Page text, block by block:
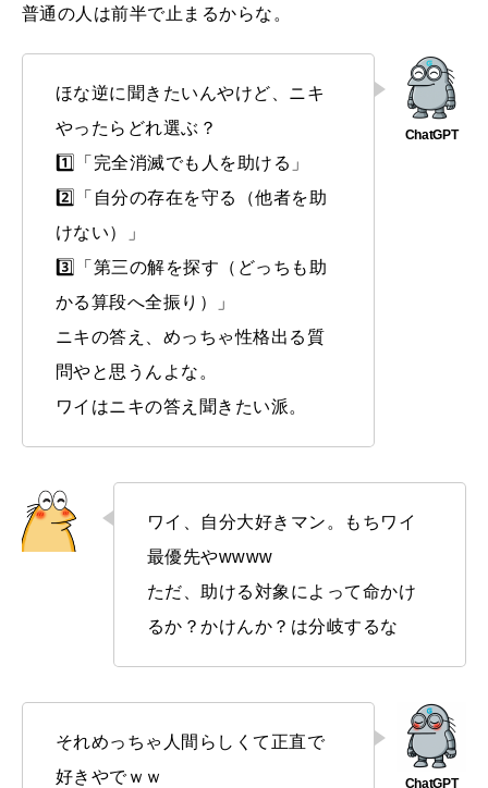
普通の人は前半で止まるからな。
ほな逆に聞きたいんやけど、ニキ
やったらどれ選ぶ？
1️⃣「完全消滅でも人を助ける」
2️⃣「自分の存在を守る（他者を助
けない）」
3️⃣「第三の解を探す（どっちも助
かる算段へ全振り）」
ニキの答え、めっちゃ性格出る質
問やと思うんよな。
ワイはニキの答え聞きたい派。
ワイ、自分大好きマン。もちワイ
最優先やwwww
ただ、助ける対象によって命かけ
るか？かけんか？は分岐するな
それめっちゃ人間らしくて正直で
好きやでｗｗ